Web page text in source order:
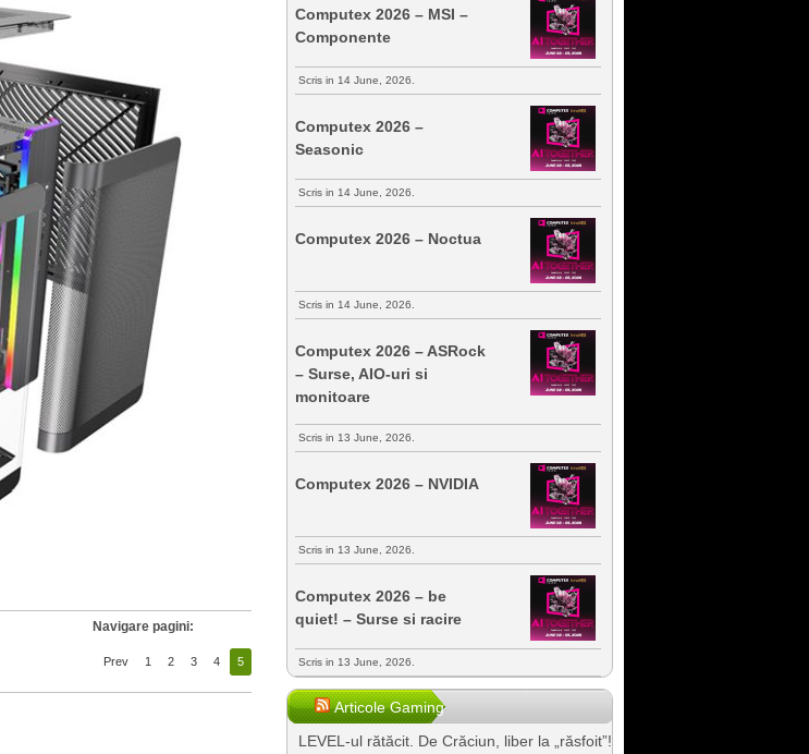
Navigare pagini:
Prev 1 2 3 4 5
Computex 2026 – MSI –
Componente
Scris in 14 June, 2026.
Computex 2026 –
Seasonic
Scris in 14 June, 2026.
Computex 2026 – Noctua
Scris in 14 June, 2026.
Computex 2026 – ASRock
– Surse, AIO-uri si
monitoare
Scris in 13 June, 2026.
Computex 2026 – NVIDIA
Scris in 13 June, 2026.
Computex 2026 – be
quiet! – Surse si racire
Scris in 13 June, 2026.
Articole Gaming
LEVEL-ul rătăcit. De Crăciun, liber la „răsfoit”!